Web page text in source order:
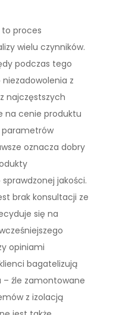
to proces
wielu czynników.
podczas tego
z
najczęstszych
na cenie produktu
parametrów
oznacza dobry
jakości.
brak konsultacji ze
się na
opiniami
bagatelizują
– źle zamontowane
z izolacją